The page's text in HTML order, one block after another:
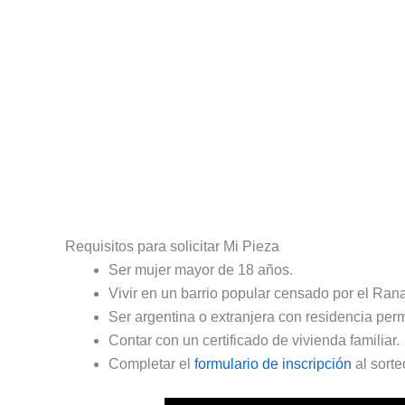
Requisitos para solicitar Mi Pieza
Ser mujer mayor de 18 años.
Vivir en un barrio popular censado por el
Ser argentina o extranjera con residencia
Contar con un certificado de vivienda familiar.
Completar el formulario de inscripción al